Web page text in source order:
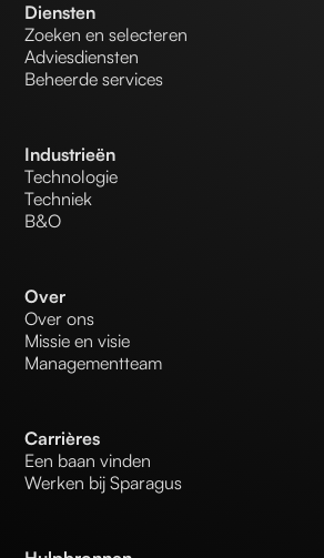
Diensten
Zoeken en selecteren
Adviesdiensten
Beheerde services
Industrieën
Technologie
Techniek
B&O
Over
Over ons
Missie en visie
Managementteam
Carrières
Een baan vinden
Werken bij Sparagus